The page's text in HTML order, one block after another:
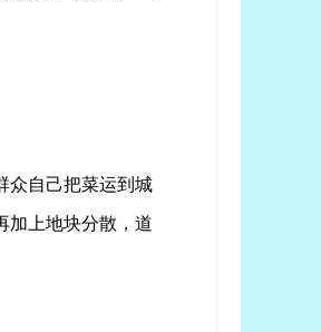
众自己把菜运到城
加上地块分散，道